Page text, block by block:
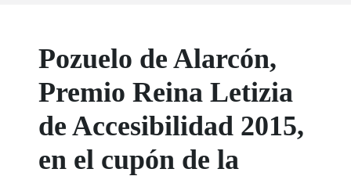
Pozuelo de Alarcón,
Premio Reina Letizia
de Accesibilidad 2015,
en el cupón de la